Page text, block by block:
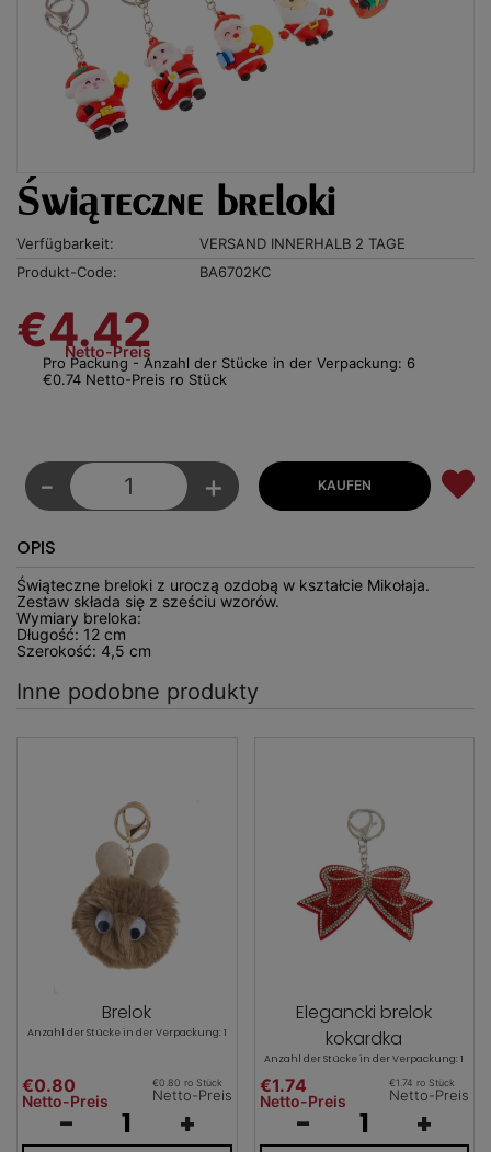
Świąteczne breloki
Verfügbarkeit:
VERSAND INNERHALB 2 TAGE
Produkt-Code:
BA6702KC
€4.42
Netto-Preis
Pro Packung - Anzahl der Stücke in der Verpackung: 6
€0.74 Netto-Preis ro Stück
- +
OPIS
Świąteczne breloki z uroczą ozdobą w kształcie Mikołaja.
Zestaw składa się z sześciu wzorów.
Wymiary breloka:
Długość: 12 cm
Szerokość: 4,5 cm
Inne podobne produkty
Brelok
Anzahl der Stücke in der Verpackung: 1
€0.80
Netto-Preis
€0.80 ro Stück
Netto-Preis
- +
Elegancki brelok
kokardka
Anzahl der Stücke in der Verpackung: 1
€1.74
Netto-Preis
€1.74 ro Stück
Netto-Preis
- +